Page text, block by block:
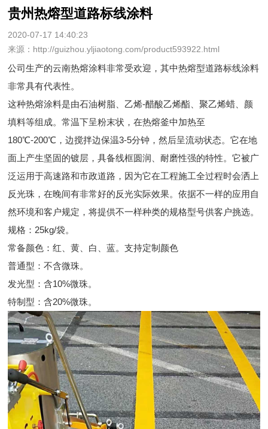
贵州热熔型道路标线涂料
2020-07-17 14:40:23
来源：http://guizhou.yljiaotong.com/product593922.html
公司生产的云南热熔涂料非常受欢迎，其中热熔型道路标线涂料
非常具有代表性。
这种热熔涂料是由石油树脂、乙烯-醋酸乙烯酯、聚乙烯蜡、颜
填料等组成。常温下呈粉末状，在热熔釜中加热至
180℃-200℃，边搅拌边保温3-5分钟，然后呈流动状态。它在地
面上产生坚固的镀层，具备线框圆润、耐磨性强的特性。它被广
泛运用于高速路和市政道路，因为它在工程施工全过程时会洒上
反光珠，在晚间有非常好的反光实际效果。依据不一样的应用自
然环境和客户规定，将提供不一样种类的规格型号供客户挑选。
规格：25kg/袋。
常备颜色：红、黄、白、蓝。支持定制颜色
普通型：不含微珠。
发光型：含10%微珠。
特制型：含20%微珠。